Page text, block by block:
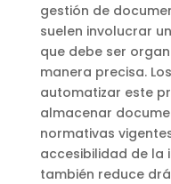
gestión de
suelen involucrar
que debe ser
manera precisa.
automatizar este
almacenar
normativas
accesibilidad de la
también reduce